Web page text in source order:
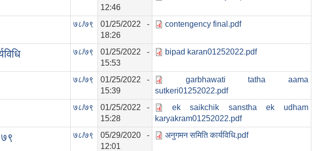
12:46
७८/७९
01/25/2022 -
18:26
contengency final.pdf
७८/७९
01/25/2022 -
15:53
bipad karan01252022.pdf
७८/७९
01/25/2022 -
15:39
garbhawati tatha aama
sutkeri01252022.pdf
७८/७९
01/25/2022 -
15:28
ek saikchik sanstha ek udham
karyakram01252022.pdf
७८/७९
05/29/2020 -
12:01
अनुगमन समिति कार्यविधि.pdf